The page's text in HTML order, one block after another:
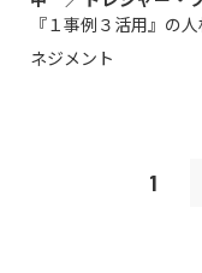
トリー社長野坂...
『１事例３活用』の
ネジメント
1